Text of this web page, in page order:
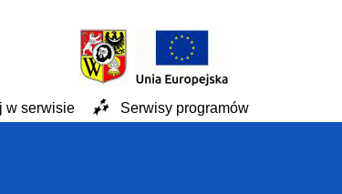
w serwisie Serwisy programów